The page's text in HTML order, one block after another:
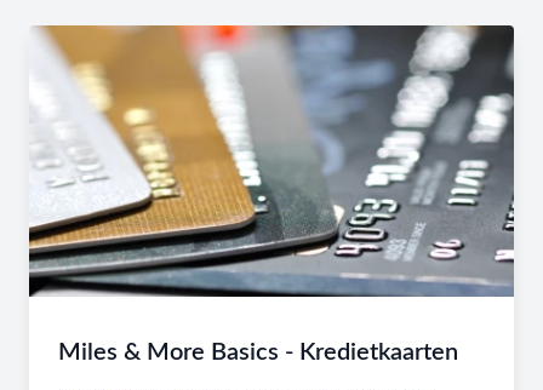
Miles & More Basics - Kredietkaarten